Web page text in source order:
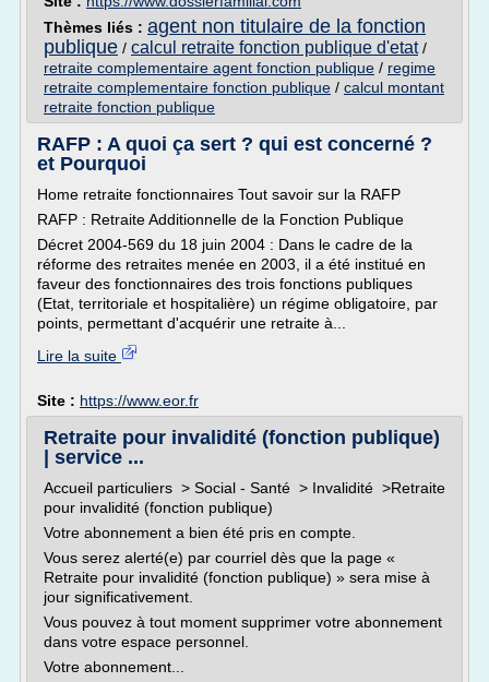
Thèmes liés : agent non titulaire de la fonction
publique / calcul retraite fonction publique d'etat/
retraite complementaire agent fonction publique / regime
retraite complementaire fonction publique / calcul montant
retraite fonction publique
RAFP : A quoi ça sert ? qui est concerné ?
et Pourquoi
Home retraite fonctionnaires Tout savoir sur la RAFP
RAFP : Retraite Additionnelle de la Fonction Publique
Décret 2004-569 du 18 juin 2004 : Dans le cadre de la
réforme des retraites menée en 2003, il a été institué en
faveur des fonctionnaires des trois fonctions publiques
(Etat, territoriale et hospitalière) un régime obligatoire, par
points, permettant d'acquérir une retraite à...
Lire la suite
Site : https://www.eor.fr
Retraite pour invalidité (fonction publique)
| service ...
Accueil particuliers > Social - Santé > Invalidité >Retraite
pour invalidité (fonction publique)
Votre abonnement a bien été pris en compte.
Vous serez alerté(e) par courriel dès que la page «
Retraite pour invalidité (fonction publique) » sera mise à
jour significativement.
Vous pouvez à tout moment supprimer votre abonnement
dans votre espace personnel.
Votre abonnement...